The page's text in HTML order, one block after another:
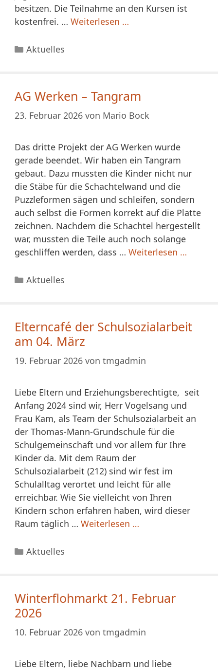
besitzen. Die Teilnahme an den Kursen ist
kostenfrei. … Weiterlesen …
Kategorien
Aktuelles
AG Werken – Tangram
23. Februar 2026 von Mario Bock
Das dritte Projekt der AG Werken wurde
gerade beendet. Wir haben ein Tangram
gebaut. Dazu mussten die Kinder nicht nur
die Stäbe für die Schachtelwand und die
Puzzleformen sägen und schleifen, sondern
auch selbst die Formen korrekt auf die Platte
zeichnen. Nachdem die Schachtel hergestellt
war, mussten die Teile auch noch solange
geschliffen werden, dass … Weiterlesen …
Kategorien
Aktuelles
Elterncafé der Schulsozialarbeit
am 04. März
19. Februar 2026 von tmgadmin
Liebe Eltern und Erziehungsberechtigte, seit
Anfang 2024 sind wir, Herr Vogelsang und
Frau Kam, als Team der Schulsozialarbeit an
der Thomas-Mann-Grundschule für die
Schulgemeinschaft und vor allem für Ihre
Kinder da. Mit dem Raum der
Schulsozialarbeit (212) sind wir fest im
Schulalltag verortet und leicht für alle
erreichbar. Wie Sie vielleicht von Ihren
Kindern schon erfahren haben, wird dieser
Raum täglich … Weiterlesen …
Kategorien
Aktuelles
Winterflohmarkt 21. Februar
2026
10. Februar 2026 von tmgadmin
Liebe Eltern, liebe Nachbarn und liebe